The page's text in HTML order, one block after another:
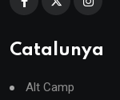
Catalunya
Alt Camp